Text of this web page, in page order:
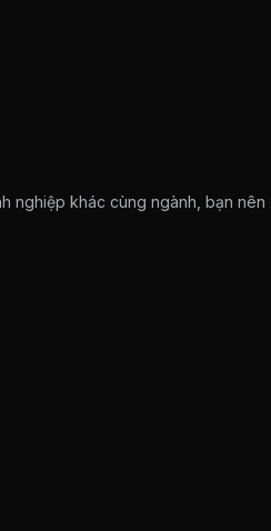
nghiệp khác cùng ngành, bạn nên